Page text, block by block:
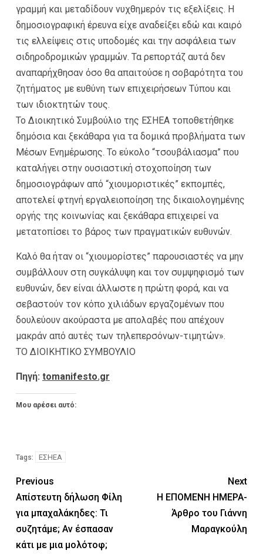
γραμμή και μεταδίδουν νυχθημερόν τις εξελίξεις. Η
δημοσιογραφική έρευνα είχε αναδείξει εδώ και καιρό
τις ελλείψεις στις υποδομές και την ασφάλεια των
σιδηροδρομικών γραμμών. Τα ρεπορτάζ αυτά δεν
αναπαρήχθησαν όσο θα απαιτούσε η σοβαρότητα του
ζητήματος με ευθύνη των επιχειρήσεων Τύπου και
των ιδιοκτητών τους.
Το Διοικητικό Συμβούλιο της ΕΣΗΕΑ τοποθετήθηκε
δημόσια και ξεκάθαρα για τα δομικά προβλήματα των
Μέσων Ενημέρωσης. Το εύκολο “τσουβάλιασμα” που
καταλήγει στην ουσιαστική στοχοποίηση των
δημοσιογράφων από “χιουμοριστικές” εκπομπές,
αποτελεί φτηνή εργαλειοποίηση της δικαιολογημένης
οργής της κοινωνίας και ξεκάθαρα επιχειρεί να
μετατοπίσει το βάρος των πραγματικών ευθυνών.
Καλό θα ήταν οι “χιουμορίστες” παρουσιαστές να μην
συμβάλλουν στη συγκάλυψη και τον συμψηφισμό των
ευθυνών, δεν είναι άλλωστε η πρώτη φορά, και να
σεβαστούν τον κόπο χιλιάδων εργαζομένων που
δουλεύουν ακούραστα με απολαβές που απέχουν
μακράν από αυτές των τηλεπερσόνων-τιμητών».
ΤΟ ΔΙΟΙΚΗΤΙΚΟ ΣΥΜΒΟΥΛΙΟ
Πηγή: tomanifesto.gr
Μου αρέσει αυτό:
Tags: ΕΣΗΕΑ
Previous
Απίστευτη δήλωση Φίλη
για μπαχαλάκηδες: Τι
συζητάμε; Αν έσπασαν
κάτι με μια μολότοφ;
Next
Η ΕΠΟΜΕΝΗ ΗΜΕΡΑ-
Άρθρο του Γιάννη
Μαραγκούλη